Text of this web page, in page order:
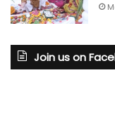
Join us on